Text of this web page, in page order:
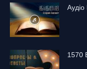
Аудіо
1570